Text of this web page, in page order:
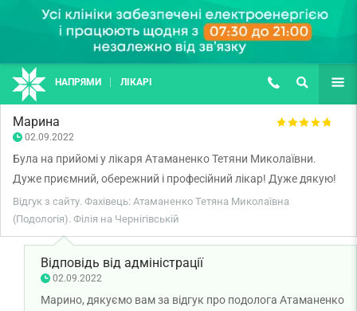
Марина
02.09.2022
Була на прийомі у лікаря Атаманенко Тетяни Миколаївни.
Дуже приємний, обережний і професійний лікар! Дуже дякую!
Відгук з сайту. Фахівець: Атаманенко Тетяна Миколаївна
(Подологія). Філія на Чернігівській
Відповідь від адміністрації
02.09.2022
Марино, дякуємо вам за відгук про подолога Атаманенко
НАПРЯМИ ЛІКАРІ (067) 127-03-03
ПОШУК ЩЕ